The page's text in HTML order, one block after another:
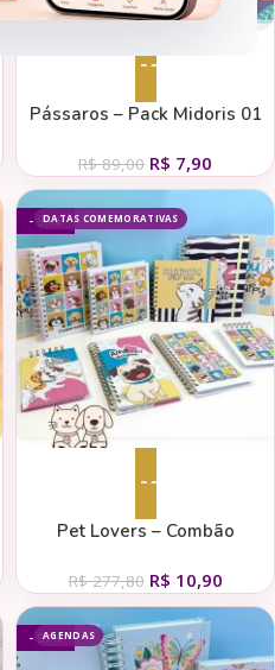
Adicionar ao carrinho
Pássaros – Pack Midoris 01
R$89,00 R$ 7,90
DATAS COMEMORATIVAS
- 96%
Adicionar ao carrinho
Pet Lovers – Combão
(Tita)
R$277,80 R$ 10,90
AGENDAS
- 93%